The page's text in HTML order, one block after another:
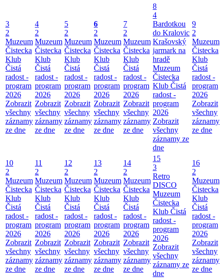
3
2
Muzeum
Čistecka
Klub
Čistá
radost -
program
2026
Zobrazit
všechny
záznamy
ze dne
4
2
Muzeum
Čistecka
Klub
Čistá
radost -
program
2026
Zobrazit
všechny
záznamy
ze dne
5
2
Muzeum
Čistecka
Klub
Čistá
radost -
program
2026
Zobrazit
všechny
záznamy
ze dne
6
2
Muzeum
Čistecka
Klub
Čistá
radost -
program
2026
Zobrazit
všechny
záznamy
ze dne
7
2
Muzeum
Čistecka
Klub
Čistá
radost -
program
2026
Zobrazit
všechny
záznamy
ze dne
8
4
Bardotkou
do Kralovic
Krašovský
jarmark na
hradě
Muzeum
Čistecka
Klub Čistá
radost -
program
2026
Zobrazit
všechny
záznamy ze
dne
9
2
Muzeum
Čistecka
Klub
Čistá
radost -
program
2026
Zobrazit
všechny
záznamy
ze dne
10
2
Muzeum
Čistecka
Klub
Čistá
radost -
program
2026
Zobrazit
všechny
záznamy
ze dne
11
2
Muzeum
Čistecka
Klub
Čistá
radost -
program
2026
Zobrazit
všechny
záznamy
ze dne
12
2
Muzeum
Čistecka
Klub
Čistá
radost -
program
2026
Zobrazit
všechny
záznamy
ze dne
13
2
Muzeum
Čistecka
Klub
Čistá
radost -
program
2026
Zobrazit
všechny
záznamy
ze dne
14
2
Muzeum
Čistecka
Klub
Čistá
radost -
program
2026
Zobrazit
všechny
záznamy
ze dne
15
3
Retro
DISCO
Muzeum
Čistecka
Klub Čistá
radost -
program
2026
Zobrazit
všechny
záznamy ze
dne
16
2
Muzeum
Čistecka
Klub
Čistá
radost -
program
2026
Zobrazit
všechny
záznamy
ze dne